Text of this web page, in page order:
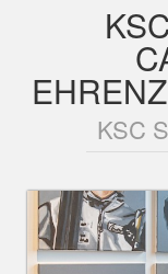
KSC